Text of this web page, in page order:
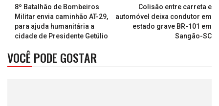
8º Batalhão de Bombeiros
Militar envia caminhão AT-29,
para ajuda humanitária a
cidade de Presidente Getúlio
Colisão entre carreta e
automóvel deixa condutor em
estado grave BR-101 em
Sangão-SC
VOCÊ PODE GOSTAR